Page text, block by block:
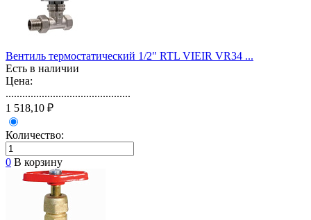
Вентиль термостатический 1/2" RTL VIEIR VR34 ...
Есть в наличии
Цена:
.............................................
1 518,10 ₽
Количество:
0 В корзину